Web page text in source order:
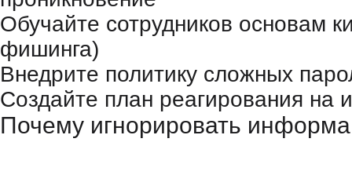
Обучайте сотрудников основам
фишинга)
Внедрите политику сложных
Создайте план реагирования на
Почему игнорировать